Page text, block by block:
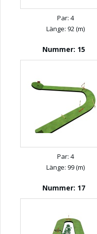
Par: 4
Länge: 92 (m)
Nummer: 15
Par: 4
Länge: 99 (m)
Nummer: 17